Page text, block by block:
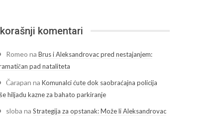
komentari
Romeo naBrus i Aleksandrovac pred nestajanjem:
pad nataliteta
Čarapan naKomunalci ćute dok saobraćajna policija
hiljadu kazne za bahato parkiranje
sloba naStrategija za opstanak: Može li Aleksandrovac